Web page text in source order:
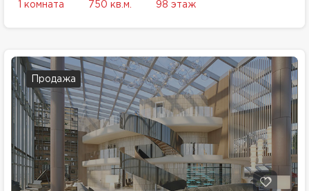
1 комната 750 кв.м. 98 этаж
Продажа